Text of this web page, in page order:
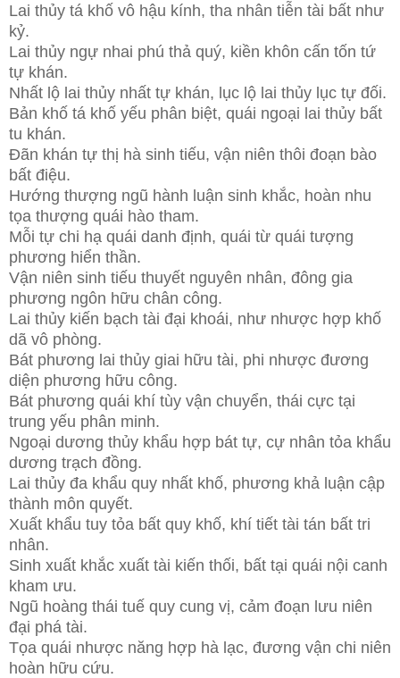
Lai thủy tá khố vô hậu kính, tha nhân tiễn tài bất như
kỷ.
Lai thủy ngự nhai phú thả quý, kiền khôn cấn tốn tứ
tự khán.
Nhất lộ lai thủy nhất tự khán, lục lộ lai thủy lục tự đối.
Bản khố tá khố yếu phân biệt, quái ngoại lai thủy bất
tu khán.
Đãn khán tự thị hà sinh tiếu, vận niên thôi đoạn bào
bất điệu.
Hướng thượng ngũ hành luận sinh khắc, hoàn nhu
tọa thượng quái hào tham.
Mỗi tự chi hạ quái danh định, quái từ quái tượng
phương hiển thần.
Vận niên sinh tiếu thuyết nguyên nhân, đông gia
phương ngôn hữu chân công.
Lai thủy kiến bạch tài đại khoái, như nhược hợp khố
dã vô phòng.
Bát phương lai thủy giai hữu tài, phi nhược đương
diện phương hữu công.
Bát phương quái khí tùy vận chuyển, thái cực tại
trung yếu phân minh.
Ngoại dương thủy khẩu hợp bát tự, cự nhân tỏa khẩu
dương trạch đồng.
Lai thủy đa khẩu quy nhất khố, phương khả luận cập
thành môn quyết.
Xuất khẩu tuy tỏa bất quy khố, khí tiết tài tán bất tri
nhân.
Sinh xuất khắc xuất tài kiến thối, bất tại quái nội canh
kham ưu.
Ngũ hoàng thái tuế quy cung vị, cảm đoạn lưu niên
đại phá tài.
Tọa quái nhược năng hợp hà lạc, đương vận chi niên
hoàn hữu cứu.